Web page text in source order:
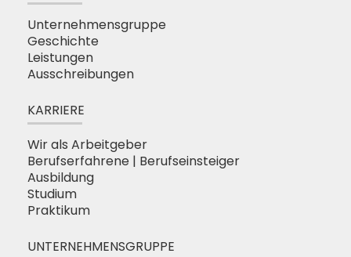
Unternehmensgruppe
Geschichte
Leistungen
Ausschreibungen
KARRIERE
Wir als Arbeitgeber
Berufserfahrene | Berufseinsteiger
Ausbildung
Studium
Praktikum
UNTERNEHMENSGRUPPE